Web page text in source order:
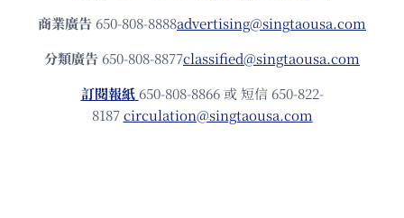
商業廣告 650-808-8888advertising@singtaousa.com
分類廣告 650-808-8877classified@singtaousa.com
訂閱報紙 650-808-8866 或 短信 650-822-
8187circulation@singtaousa.com